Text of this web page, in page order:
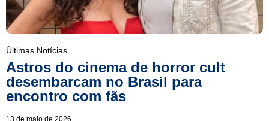
Últimas Notícias
Astros do cinema de horror cult
desembarcam no Brasil para
encontro com fãs